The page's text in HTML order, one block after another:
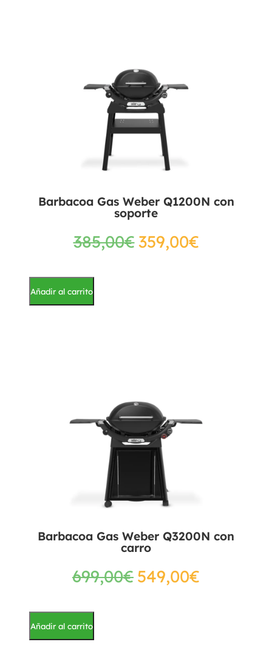
Barbacoa Gas Weber Q1200N con
soporte
385,00€359,00€
Añadir al carrito
Barbacoa Gas Weber Q3200N con
carro
699,00€ 549,00€
Añadir al carrito